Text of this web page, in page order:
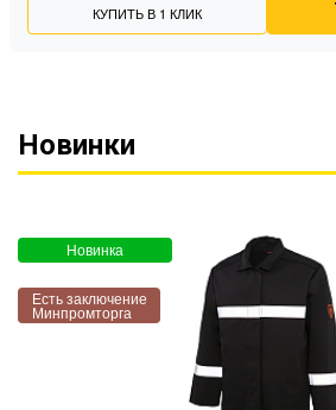
КУПИТЬ В 1 КЛИК
Новинки
Новинка
Есть заключение
Минпромторга